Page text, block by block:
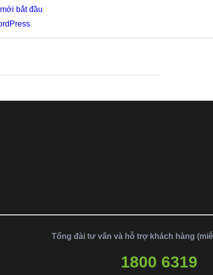
bắt đầu
Tổng đài tư vấn và hỗ trợ khách hàng
1800 6319